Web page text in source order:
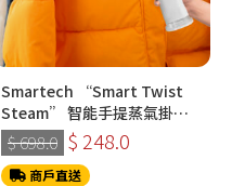
Smartech “Smart Twist
Steam” 智能手提蒸氣掛燙
機 (SS-8108)
$ 698.0 $ 248.0
商戶直送